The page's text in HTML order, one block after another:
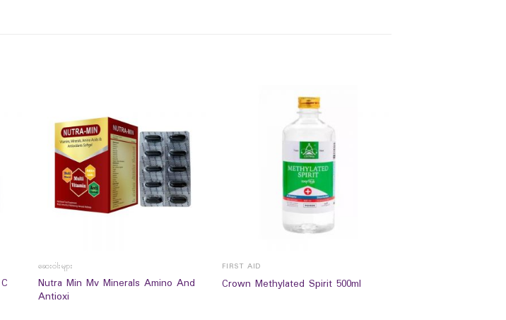
ဆေးဝါးများ
Nutra Min Mv Minerals Amino And
Antioxi
FIRST AID
Crown Methylated Spirit 500ml